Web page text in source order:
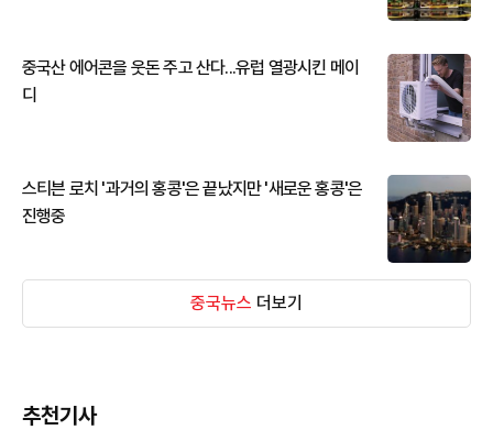
중국산 에어콘을 웃돈 주고 산다...유럽 열광시킨 메이
디
스티븐 로치 '과거의 홍콩'은 끝났지만 '새로운 홍콩'은
진행중
중국뉴스 더보기
추천기사